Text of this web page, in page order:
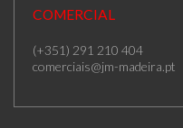
COMERCIAL
(+351) 291 210 404
comerciais@jm-madeira.pt